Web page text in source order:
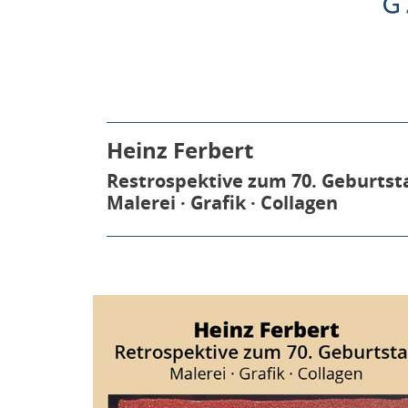
Heinz Ferbert
Restrospektive zum 70.
Malerei · Grafik · Collagen